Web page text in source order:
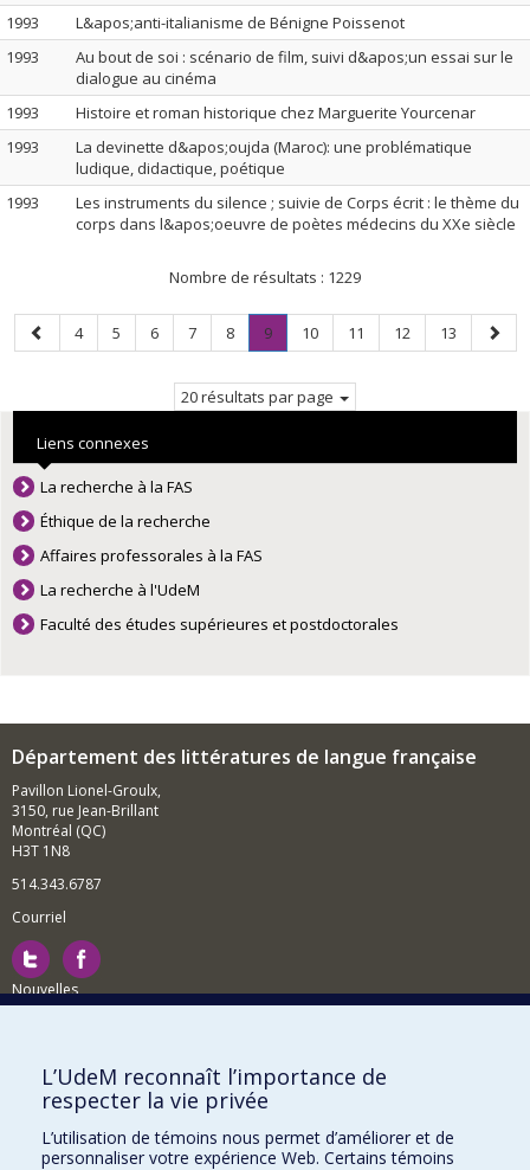
1993
L&apos;anti-italianisme de Bénigne Poissenot
1993
Au bout de soi : scénario de film, suivi d&apos;un essai sur le
dialogue au cinéma
1993
Histoire et roman historique chez Marguerite Yourcenar
1993
La devinette d&apos;oujda (Maroc): une problématique
ludique, didactique, poétique
1993
Les instruments du silence ; suivie de Corps écrit : le thème du
corps dans l&apos;oeuvre de poètes médecins du XXe siècle
Nombre de résultats : 1229
Page
précédente
Page
4 Page
5 Page
6 Page
7 Page
8 Page
9.
Page
Page
10 Page
11 Page
12 Page
13
Page
20 résultats par page
Liens connexes
La recherche à la FAS
Éthique de la recherche
Affaires professorales à la FAS
La recherche à l'UdeM
Faculté des études supérieures et postdoctorales
Département des littératures de langue française
Pavillon Lionel-Groulx,
3150, rue Jean-Brillant
Montréal (QC)
H3T 1N8
514.343.6787
Courriel
Nouvelles
Comment soutenir le Département?
BESOIN D'AIDE?
Plan du site
L’UdeM reconnaît l’importance de
respecter la vie privée
L’utilisation de témoins nous permet d’améliorer et de
personnaliser votre expérience Web. Certains témoins